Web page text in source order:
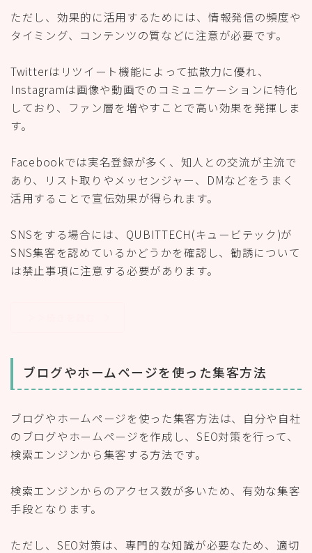
ただし、効果的に活用するためには、情報発信の頻度や
タイミング、コンテンツの質などに注意が必要です。
Twitterはリツイート機能によって拡散力に優れ、
Instagramは画像や動画でのコミュニケーションに特化
しており、ファン層を増やすことで高い効果を発揮しま
す。
Facebookでは実名登録が多く、知人との交流が主流で
あり、リスト取りやメッセンジャー、DMなどをうまく
活用することで宣伝効果が得られます。
SNSをする場合には、QUBITTECH(キュービテック)が
SNS集客を認めているかどうかを確認し、勧誘について
は禁止事項に注意する必要があります。
ブログやホームページを使った集客方法
ブログやホームページを使った集客方法は、自分や自社
のブログやホームページを作成し、SEO対策を行って、
検索エンジンから集客する方法です。
検索エンジンからのアクセス数が多いため、有効な集客
手段となります。
ただし、SEO対策は、専門的な知識が必要なため、適切